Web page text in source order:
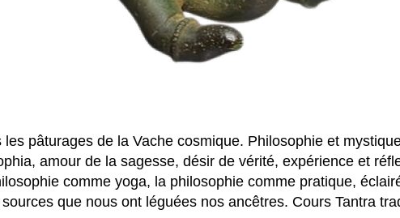
les pâturages de la Vache cosmique. Philosophie et
amour de la sagesse, désir de vérité, expérience et
comme yoga, la philosophie comme pratique,
que nous ont léguées nos ancêtres. Cours Tantra